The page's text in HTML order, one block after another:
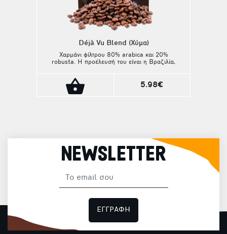
Déjà Vu Blend (Χύμα)
Χαρμάνι φίλτρου 80% arabica και 20%
robusta. Η προέλευσή του είναι η Βραζιλία,
της σοκολάτας, των ξηρών καρπών και των
5.98€
NEWSLETTER
ΕΓΓΡΑΦΗ